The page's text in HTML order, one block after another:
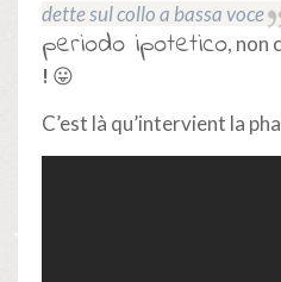
dette sul collo a bassa voce
periodo ipotetico, non
! 😛
C’est là qu’intervient la